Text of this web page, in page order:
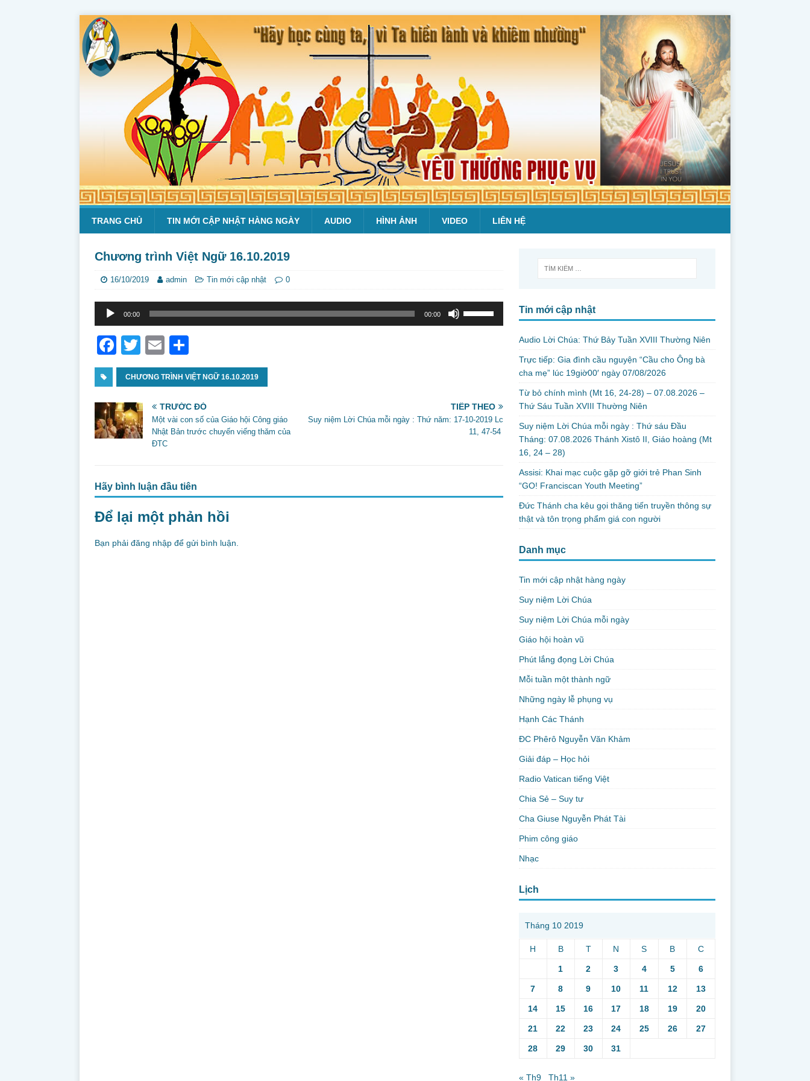
TRANG CHỦ TIN MỚI CẬP NHẬT HÀNG NGÀY AUDIO HÌNH ẢNH VIDEO LIÊN HỆ
Chương trình Việt Ngữ 16.10.2019
16/10/2019 admin Tin mới cập nhật 0
Trình
phát
âm
thanh
00:00 00:00
hoặc
F
a
c
e
b
o
k
T
w
itt
er
E
m
ai
l
h
ar
e
CHƯƠNG TRÌNH VIỆT NGỮ 16.10.2019
TRƯỚC ĐÓ
Một vài con số của Giáo hội Công giáo
Nhật Bản trước chuyến viếng thăm của
ĐTC
TIẾP THEO
Suy niệm Lời Chúa mỗi ngày : Thứ năm: 17-10-2019 Lc
11, 47-54
Hãy bình luận đầu tiên
Để lại một phản hồi
Bạn phải đăng nhập để gửi bình luận.
Tin mới cập nhật
Audio Lời Chúa: Thứ Bảy Tuần XVIII Thường Niên
Trực tiếp: Gia đình cầu nguyện “Cầu cho Ông bà
cha mẹ” lúc 19giờ00′ ngày 07/08/2026
Từ bỏ chính mình (Mt 16, 24-28) – 07.08.2026 –
Thứ Sáu Tuần XVIII Thường Niên
Suy niệm Lời Chúa mỗi ngày : Thứ sáu Đầu
Tháng: 07.08.2026 Thánh Xistô II, Giáo hoàng (Mt
16, 24 – 28)
Assisi: Khai mạc cuộc gặp gỡ giới trẻ Phan Sinh
“GO! Franciscan Youth Meeting”
Đức Thánh cha kêu gọi thăng tiến truyền thông sự
thật và tôn trọng phẩm giá con người
Danh mục
Tin mới cập nhật hàng ngày
Suy niệm Lời Chúa
Suy niệm Lời Chúa mỗi ngày
Giáo hội hoàn vũ
Phút lắng đọng Lời Chúa
Mỗi tuần một thành ngữ
Những ngày lễ phụng vụ
Hạnh Các Thánh
ĐC Phêrô Nguyễn Văn Khảm
Giải đáp – Học hỏi
Radio Vatican tiếng Việt
Chia Sẻ – Suy tư
Cha Giuse Nguyễn Phát Tài
Phim công giáo
Nhạc
Lịch
Tháng 10 2019
H B T N S B C
1 2 3 4 5 6
7 8 9 10 11 12 13
14 15 16 17 18 19 20
21 22 23 24 25 26 27
28 29 30 31
« Th9 Th11 »